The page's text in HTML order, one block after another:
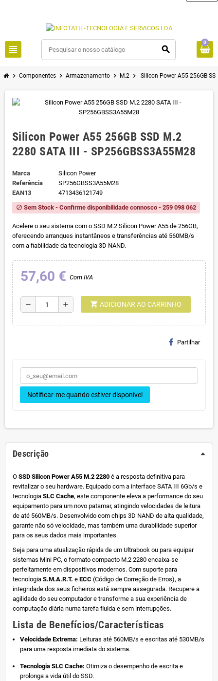
view_headline search
0
chevron_right Componentes chevron_right Armazenamento chevron_right M.2 chevron_right Silicon Power A55 256GB
Silicon Power A55 256GB SSD M.2
2280 SATA III - SP256GBSS3A55M28
Marca
Silicon Power
Referência
SP256GBSS3A55M28
EAN13
4713436121749
block Sem Stock - Confirme disponibilidade connosco - 259 098 062
Acelere o seu sistema com o SSD M.2 Silicon Power A55 de 256GB,
oferecendo arranques instantâneos e transferências até 560MB/s
com a fiabilidade da tecnologia 3D NAND.
57,60 € Com IVA
remove add shopping_cart ADICIONAR AO CARRINHO
Partilhar
Notificar-me quando estiver disponível
Descrição
O SSD Silicon Power A55 M.2 2280 é a resposta definitiva para
revitalizar o seu hardware. Equipado com a interface SATA III 6Gb/s e
tecnologia SLC Cache, este componente eleva a performance do seu
equipamento para um novo patamar, atingindo velocidades de leitura
de até 560MB/s. Desenvolvido com chips 3D NAND de alta qualidade,
garante não só velocidade, mas também uma durabilidade superior
para os seus dados mais importantes.
Seja para uma atualização rápida de um Ultrabook ou para equipar
sistemas Mini PC, o formato compacto M.2 2280 encaixa-se
perfeitamente em dispositivos modernos. Com suporte para
tecnologia S.M.A.R.T. e ECC (Código de Correção de Erros), a
integridade dos seus ficheiros está sempre assegurada. Recupere a
agilidade do seu computador e transforme a sua experiência de
computação diária numa tarefa fluida e sem interrupções.
Lista de Benefícios/Características
Velocidade Extrema: Leituras até 560MB/s e escritas até 530MB/s
para uma resposta imediata do sistema.
Tecnologia SLC Cache: Otimiza o desempenho de escrita e
prolonga a vida útil do SSD.